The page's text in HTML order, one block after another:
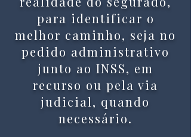
para identificar o
melhor caminho, seja no
pedido administrativo
junto ao INSS, em
recurso ou pela via
judicial, quando
necessário.